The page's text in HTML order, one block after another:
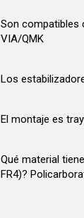
Son compatibles
VIA/QMK
Los
El montaje es
Qué material
FR4)?